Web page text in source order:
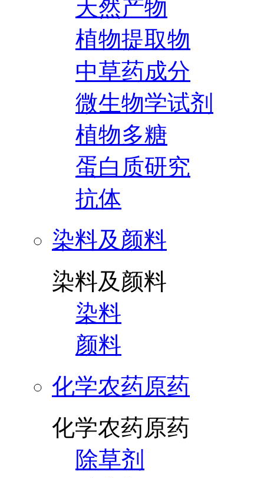
天然产物
植物提取物
中草药成分
微生物学试剂
植物多糖
蛋白质研究
抗体
染料及颜料
染料及颜料
染料
颜料
化学农药原药
化学农药原药
除草剂